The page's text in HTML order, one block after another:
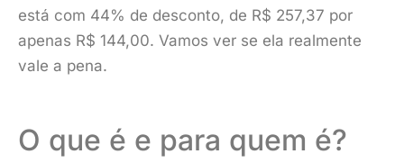
está com 44% de desconto, de R$ 257,37 por
apenas R$ 144,00. Vamos ver se ela realmente
vale a pena.
O que é e para quem é?